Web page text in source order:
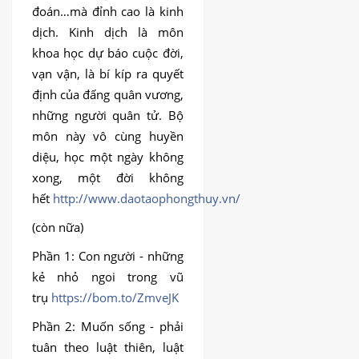
đoán…mà đỉnh cao là kinh
dịch. Kinh dịch là môn
khoa học dự báo cuộc đời,
vạn vận, là bí kíp ra quyết
định của đấng quân vương,
những người quân tử. Bộ
môn này vô cùng huyền
diệu, học một ngày không
xong, một đời không
hết http://www.daotaophongthuy.vn/
(còn nữa)
Phần 1: Con người - những
kẻ nhỏ ngoi trong vũ
trụ https://bom.to/ZmveJK
Phần 2: Muốn sống - phải
tuân theo luật thiên, luật